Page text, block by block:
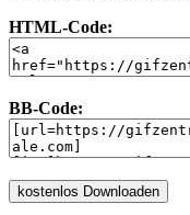
HTML-Code:
BB-Code: